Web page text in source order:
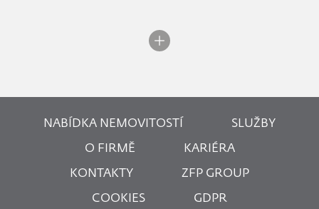
NABÍDKA NEMOVITOSTÍ SLUŽBY
O FIRMĚ KARIÉRA
KONTAKTY ZFP GROUP
COOKIES GDPR